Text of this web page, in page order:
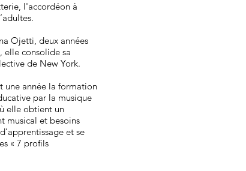
l'accordéon à
Ojetti, deux années
elle consolide sa
de New York.
une année la formation
par la musique
elle obtient un
musical et besoins
et se
« 7 profils